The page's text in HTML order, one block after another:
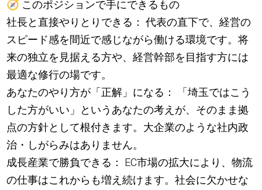
🧭 このポジションで手にできるもの
社長と直接やりとりできる： 代表の直下で、経営の
スピード感を間近で感じながら働ける環境です。将
来の独立を見据える方や、経営幹部を目指す方には
最適な修行の場です。
あなたのやり方が「正解」になる： 「埼玉ではこう
した方がいい」というあなたの考えが、そのまま拠
点の方針として根付きます。大企業のような社内政
治・しがらみはありません。
成長産業で勝負できる： EC市場の拡大により、物流
の仕事はこれからも増え続けます。社会に欠かせな